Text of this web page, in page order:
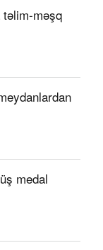
təlim-məşq
medal